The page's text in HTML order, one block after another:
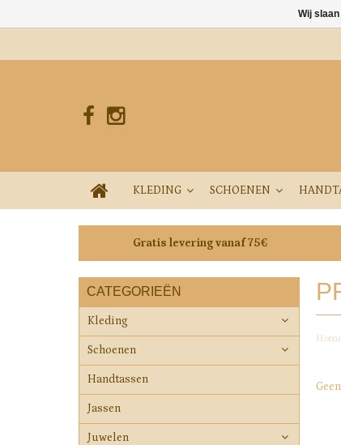
KLEDING SCHOENEN
Gratis levering vanaf 75€
CATEGORIEËN
Kleding
Schoenen
Handtassen
Jassen
Juwelen
Wij